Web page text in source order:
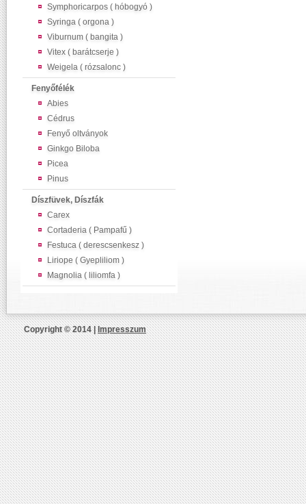
Symphoricarpos ( hóbogyó )
Syringa ( orgona )
Viburnum ( bangita )
Vitex ( barátcserje )
Weigela ( rózsalonc )
Fenyőfélék
Abies
Cédrus
Fenyő oltványok
Ginkgo Biloba
Picea
Pinus
Díszfüvek, Díszfák
Carex
Cortaderia ( Pampafű )
Festuca ( derescsenkesz )
Liriope ( Gyepliliom )
Magnolia ( liliomfa )
Copyright © 2014 |Impresszum